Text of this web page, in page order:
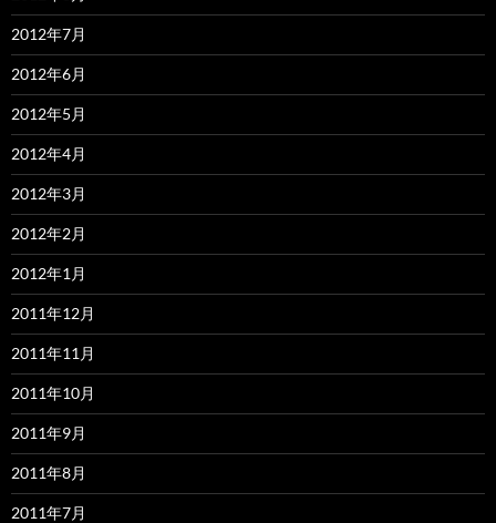
2012年7月
2012年6月
2012年5月
2012年4月
2012年3月
2012年2月
2012年1月
2011年12月
2011年11月
2011年10月
2011年9月
2011年8月
2011年7月